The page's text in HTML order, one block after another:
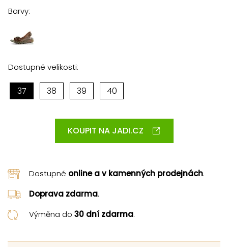
Barvy:
Dostupné velikosti:
37 38 39 40
KOUPIT NA JADI.CZ
Dostupné online a v kamenných prodejnách.
Doprava zdarma.
Výměna do 30 dní zdarma.